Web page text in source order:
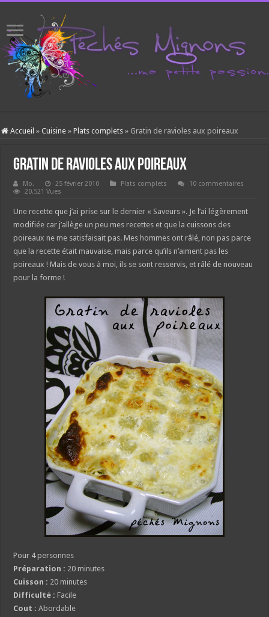
Accueil » Cuisine » Plats complets » Gratin de ravioles aux poireaux
Gratin de ravioles aux poireaux
Mo. 25 février 2010 Plats complets
10 commentaires
20,521 Vues
Une recette que j’ai prise sur le dernier « Saveurs ». Je l’ai légèrement
modifiée car j’allège un peu mes recettes et que la cuissons des
poireaux ne me satisfaisait pas. Mes hommes ont râlé, non pas parce
que la recette était mauvaise, mais parce qu’ils n’aiment pas les
poireaux ! Mais de vous à moi, ils se sont resservis, et râlé de nouveau
pour la forme !
Pour 4 personnes
Préparation : 20 minutes
Cuisson : 20 minutes
Difficulté : Facile
Cout : Abordable